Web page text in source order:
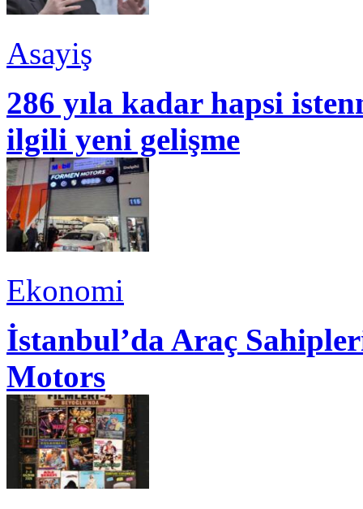
Asayiş
286 yıla kadar hapsi
ilgili yeni gelişme
Ekonomi
İstanbul’da Araç
Motors